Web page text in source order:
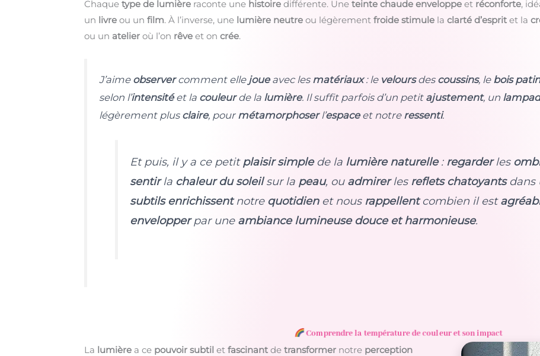
Chaque type de lumière raconte une histoire différente. Une teinte chaude enveloppe et réconforte,
un livre ou un film. À l’inverse, une lumière neutre ou légèrement froide stimule la clarté d’esprit et la
ou un atelier où l’on rêve et on crée.
J’aime observercomment elle joueavec les matériaux: le veloursdes coussins, le bois
selon l’intensitéet la couleurde la lumière. Il suffit parfois d’un petit ajustement, un
légèrement plus claire, pour métamorphoserl’espaceet notre ressenti.
Et puis, il y a ce petitplaisir simplede la lumière naturelle: regarderles
sentirla chaleur du soleilsur la peau, ou admirerles reflets chatoyantsdans
subtils enrichissentnotre quotidienet nous rappellentcombien il est
envelopperpar une ambiance lumineuse douce et harmonieuse.
Comprendre la température de couleur et son impact
La lumière a ce pouvoir subtil et fascinant de transformer notre perception